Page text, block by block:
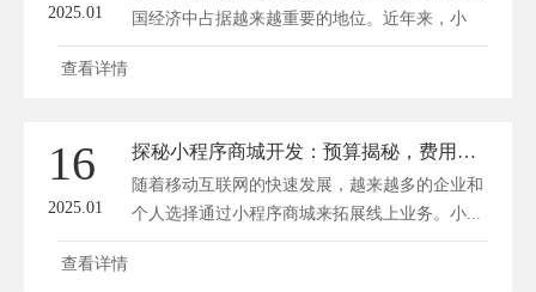
2025.01
国经济中占据越来越重要的地位。近年来，小
程...
查看详情
16
2025.01
探秘小程序商城开发：预算揭秘，费用全解析！
随着移动互联网的快速发展，越来越多的企业和
个人选择通过小程序商城来拓展线上业务。小...
查看详情